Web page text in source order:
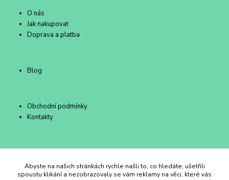
O nás
Jak nakupovat
Doprava a platba
Blog
Obchodní podmínky
Kontakty
Duhový Ateliér Kroměříž
Abyste na našich stránkách rychle našli to, co hledáte, ušetřili
spoustu klikání a nezobrazovaly se vám reklamy na věci, které vás